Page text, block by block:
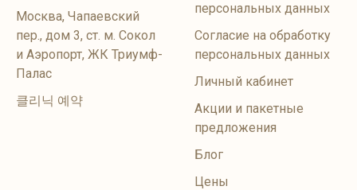
Москва, Чапаевский
пер., дом 3, ст. м. Сокол
и Аэропорт, ЖК Триумф-
Палас
클리닉 예약
персональных данных
Согласие на обработку
персональных данных
Личный кабинет
Акции и пакетные
предложения
Блог
Цены